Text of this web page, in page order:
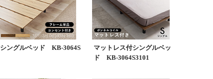
シングルベッド KB-3064S
マットレス付シングルベッ
ド KB-3064S3101